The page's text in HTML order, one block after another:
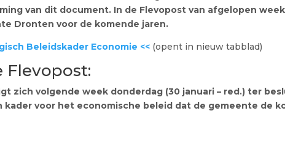
van dit document. In de Flevopost van afgelopen
Dronten voor de komende jaren.
Beleidskader Economie << (opent in nieuw tabblad)
Flevopost:
zich volgende week donderdag (30 januari – red.) ter
kader voor het economische beleid dat de gemeente de